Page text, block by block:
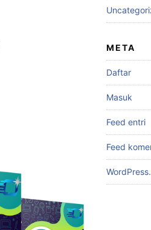
META
Daftar
Masuk
Feed entri
Feed